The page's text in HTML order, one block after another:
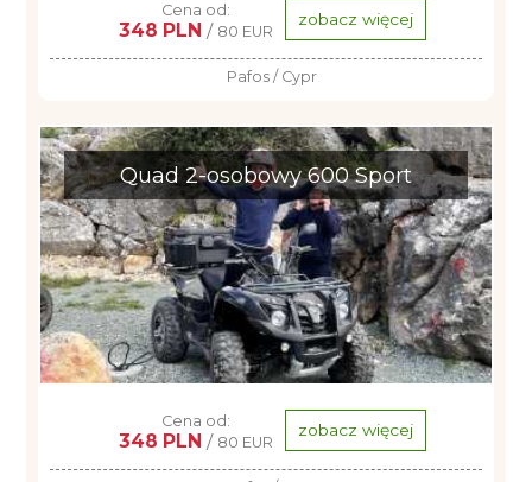
Cena od:
348 PLN / 80 EUR
zobacz więcej
Pafos / Cypr
Quad 2-osobowy 600 Sport
Cena od:
348 PLN / 80 EUR
zobacz więcej